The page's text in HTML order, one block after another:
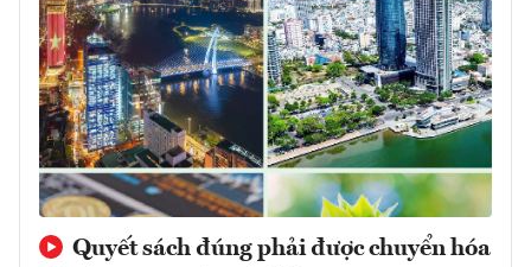
Quyết sách đúng phải được chuyển hóa